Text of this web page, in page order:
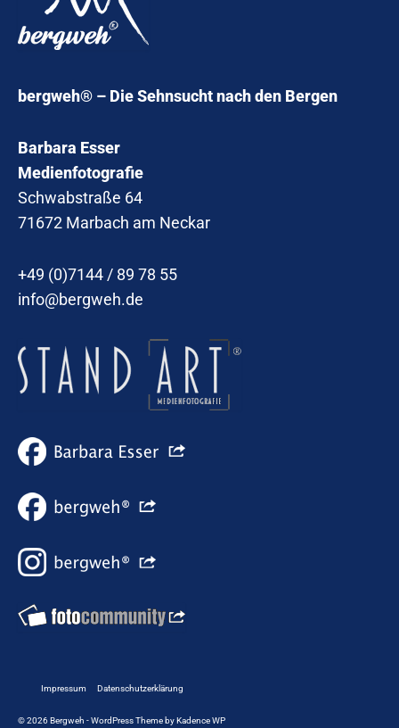
bergweh® – Die Sehnsucht nach den Bergen
Barbara Esser
Medienfotografie
Schwabstraße 64
71672 Marbach am Neckar
+49 (0)7144 / 89 78 55
info@bergweh.de
Impressum Datenschutzerklärung
© 2026 Bergweh - WordPress Theme byKadence WP